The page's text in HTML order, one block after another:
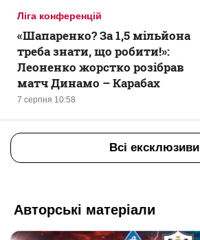
Ліга конференцій
7 серпня 10:58
«Шапаренко? За 1,5 мільйона
треба знати, що робити!»:
Леоненко жорстко розібрав
матч Динамо – Карабах
Всі ексклюзиви
Авторські матеріали